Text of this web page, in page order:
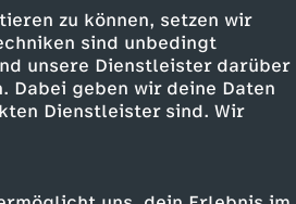
zu können, setzen wir
sind unbedingt
unsere Dienstleister darüber
geben wir deine Daten
Dienstleister sind. Wir
kommen, die nicht
gar nicht so einfach,
die "Montags-immer-
Und der
wirklich